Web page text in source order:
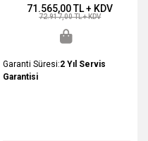
71.565,00 TL + KDV
72.917,00 TL + KDV
Garanti Süresi:2 Yıl Servis
Garantisi